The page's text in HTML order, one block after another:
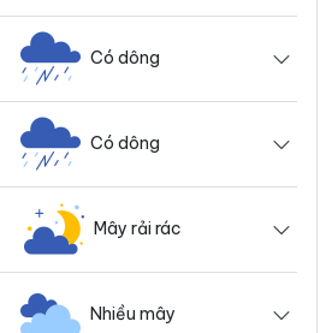
Có dông
Có dông
Mây rải rác
Nhiều mây